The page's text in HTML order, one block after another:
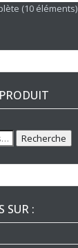
(10 éléments)
Recherche
SUR :